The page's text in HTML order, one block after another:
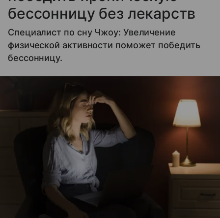
бессонницу без лекарств
Специалист по сну Чжоу: Увеличение
физической активности поможет победить
бессонницу.